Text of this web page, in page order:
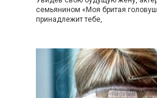
семьянином «Моя бритая
принадлежит тебе,